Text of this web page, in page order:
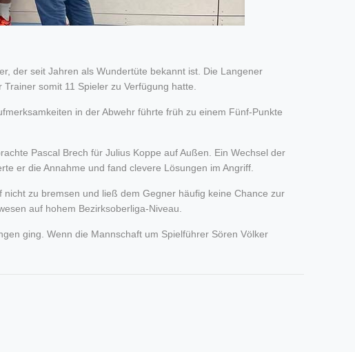
der seit Jahren als Wundertüte bekannt ist. Die Langener
somit 11 Spieler zu Verfügung hatte.
in der Abwehr führte früh zu einem Fünf-Punkte
Pascal Brech für Julius Koppe auf Außen. Ein Wechsel der
er die Annahme und fand clevere Lösungen im Angriff.
zu bremsen und ließ dem Gegner häufig keine Chance zur
auf hohem Bezirksoberliga-Niveau.
ging. Wenn die Mannschaft um Spielführer Sören Völker